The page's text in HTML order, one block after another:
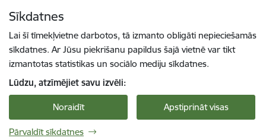
Sīkdatnes
Lai šī tīmekļvietne darbotos, tā izmanto obligāti nepieciešamās
sīkdatnes. Ar Jūsu piekrišanu papildus šajā vietnē var tikt
izmantotas statistikas un sociālo mediju sīkdatnes.
Lūdzu, atzīmējiet savu izvēli:
Noraidīt Apstiprināt visas
Pārvaldīt sīkdatnes